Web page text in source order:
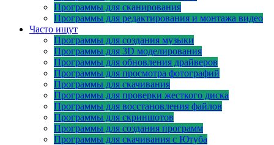
Программы для сканирования
Программы для редактирования и монтажа видео
Часто ищут
Программы для создания музыки
Программы для 3D моделирования
Программы для обновления драйверов
Программы для просмотра фотографий
Программы для скачивания
Программы для проверки жесткого диска
Программы для восстановления файлов
Программы для скриншотов
Программы для создания программ
Программы для скачивания с Ютуба